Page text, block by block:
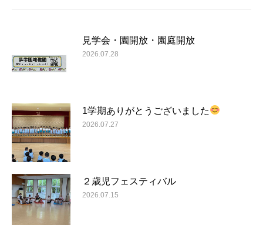
見学会・園開放・園庭開放
2026.07.28
1学期ありがとうございました
2026.07.27
２歳児フェスティバル
2026.07.15